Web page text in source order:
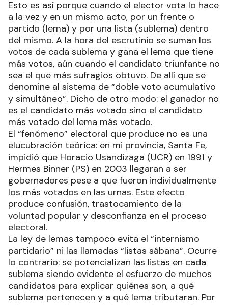
Esto es así porque cuando el elector vota lo hace
a la vez y en un mismo acto, por un frente o
partido (lema) y por una lista (sublema) dentro
del mismo. A la hora del escrutinio se suman los
votos de cada sublema y gana el lema que tiene
más votos, aún cuando el candidato triunfante no
sea el que más sufragios obtuvo. De allí que se
denomine al sistema de “doble voto acumulativo
y simultáneo”. Dicho de otro modo: el ganador no
es el candidato más votado sino el candidato
más votado del lema más votado.
El “fenómeno” electoral que produce no es una
elucubración teórica: en mi provincia, Santa Fe,
impidió que Horacio Usandizaga (UCR) en 1991 y
Hermes Binner (PS) en 2003 llegaran a ser
gobernadores pese a que fueron individualmente
los más votados en las urnas. Este efecto
produce confusión, trastocamiento de la
voluntad popular y desconfianza en el proceso
electoral.
La ley de lemas tampoco evita el “internismo
partidario” ni las llamadas “listas sábana”. Ocurre
lo contrario: se potencializan las listas en cada
sublema siendo evidente el esfuerzo de muchos
candidatos para explicar quiénes son, a qué
sublema pertenecen y a qué lema tributaran. Por